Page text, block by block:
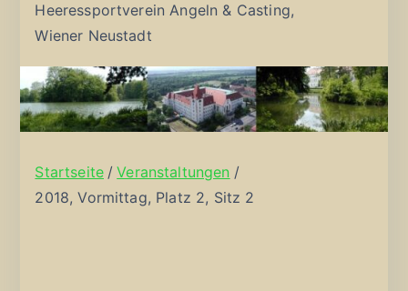
Heeressportverein Angeln & Casting,
Wiener Neustadt
Startseite
Veranstaltungen
2018, Vormittag, Platz 2, Sitz 2